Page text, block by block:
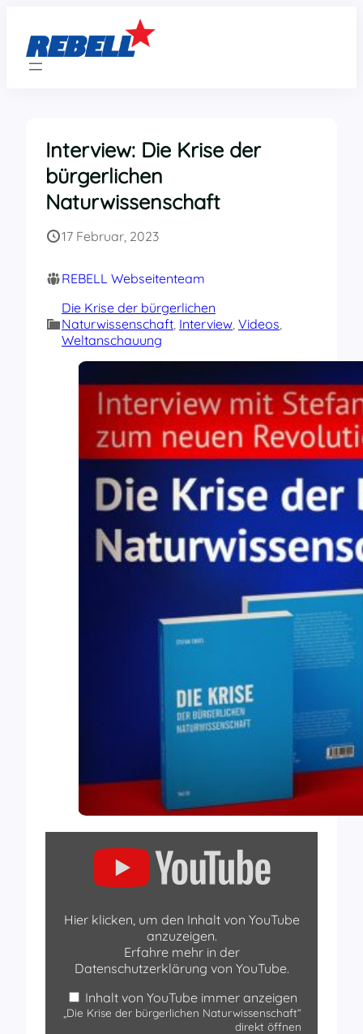
springen
Interview: Die Krise der
bürgerlichen
Naturwissenschaft
17 Februar, 2023
REBELL Webseitenteam
Die Krise der bürgerlichen
Naturwissenschaft Interview Videos
Weltanschauung
Hier klicken, um den Inhalt von YouTube
anzuzeigen.
Erfahre mehr in der
Datenschutzerklärung von YouTube.
Inhalt von YouTube immer anzeigen
„Die Krise der bürgerlichen Naturwissenschaft“
direkt öffnen